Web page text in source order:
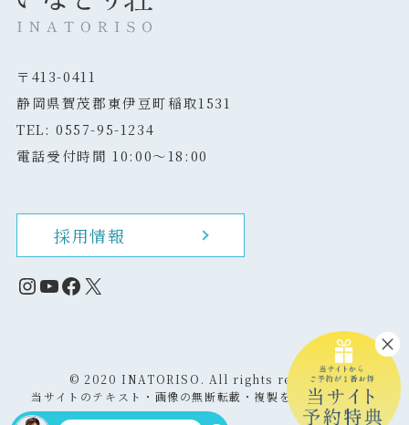
〒413-0411
静岡県賀茂郡東伊豆町稲取1531
TEL: 0557-95-1234
電話受付時間 10:00～18:00
採用情報
Instagram
YouTube
Facebook
X
© 2020 INATORISO. All rights reserved.
当サイトのテキスト・画像の無断転載・複製を固く禁じます。